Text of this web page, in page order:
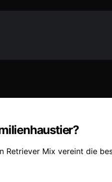
Mix vereint die